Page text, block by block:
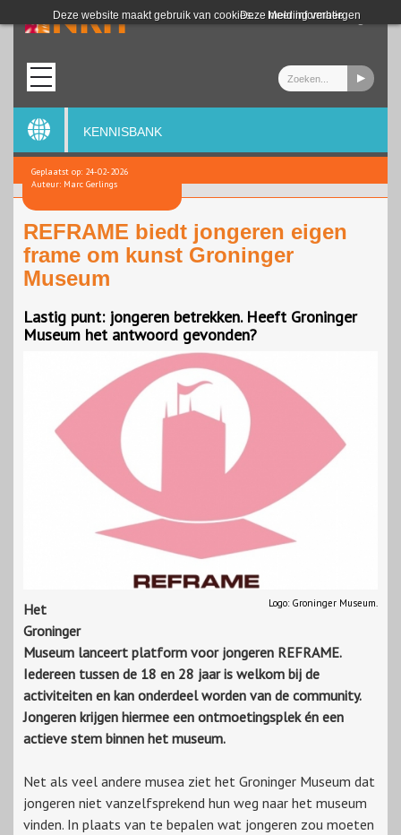
Deze website maakt gebruik van cookies. Meer informatie
Deze melding verbergen
Login
KENNISBANK
Geplaatst op: 24-02-2026
Auteur: Marc Gerlings
REFRAME biedt jongeren eigen
frame om kunst Groninger
Museum
Lastig punt: jongeren betrekken. Heeft Groninger
Museum het antwoord gevonden?
Logo: Groninger Museum.
Het
Groninger
Museum lanceert platform voor jongeren REFRAME.
Iedereen tussen de 18 en 28 jaar is welkom bij de
activiteiten en kan onderdeel worden van de community.
Jongeren krijgen hiermee een ontmoetingsplek én een
actieve stem binnen het museum.
Net als veel andere musea ziet het Groninger Museum dat
jongeren niet vanzelfsprekend hun weg naar het museum
vinden. In plaats van te bepalen wat jongeren zou moeten